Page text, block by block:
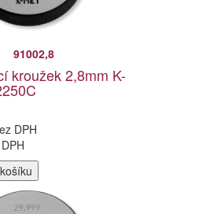
91002,8
kroužek 2,8mm K-
DPH